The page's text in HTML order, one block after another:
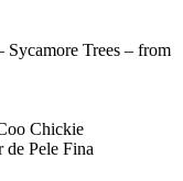
Sycamore Trees – from
Chickie
de Pele Fina